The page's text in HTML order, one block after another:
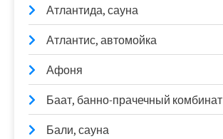
Атлантида, сауна
Атлантис, автомойка
Афоня
Баат, банно-прачечный комбинат
Бали, сауна